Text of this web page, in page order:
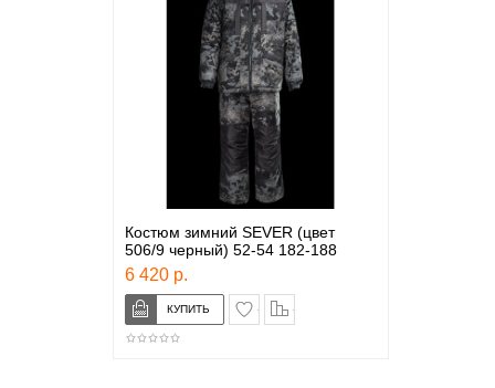
Костюм зимний SEVER (цвет
506/9 черный) 52-54 182-188
6 420 р.
в закладки